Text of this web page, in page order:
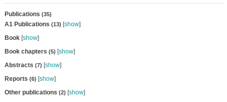
Publications (35)
A1 Publications (13) [show]
Book[show]
Book chapters (5) [show]
Abstracts (7) [show]
Reports (6) [show]
Other publications (2) [show]